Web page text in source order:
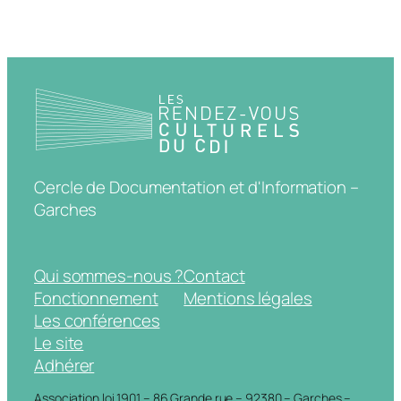
Cercle de Documentation et d'Information –
Garches
Qui sommes-nous ?
Fonctionnement
Les conférences
Le site
Adhérer
Contact
Mentions légales
Association loi 1901 – 86 Grande rue – 92380 – Garches –